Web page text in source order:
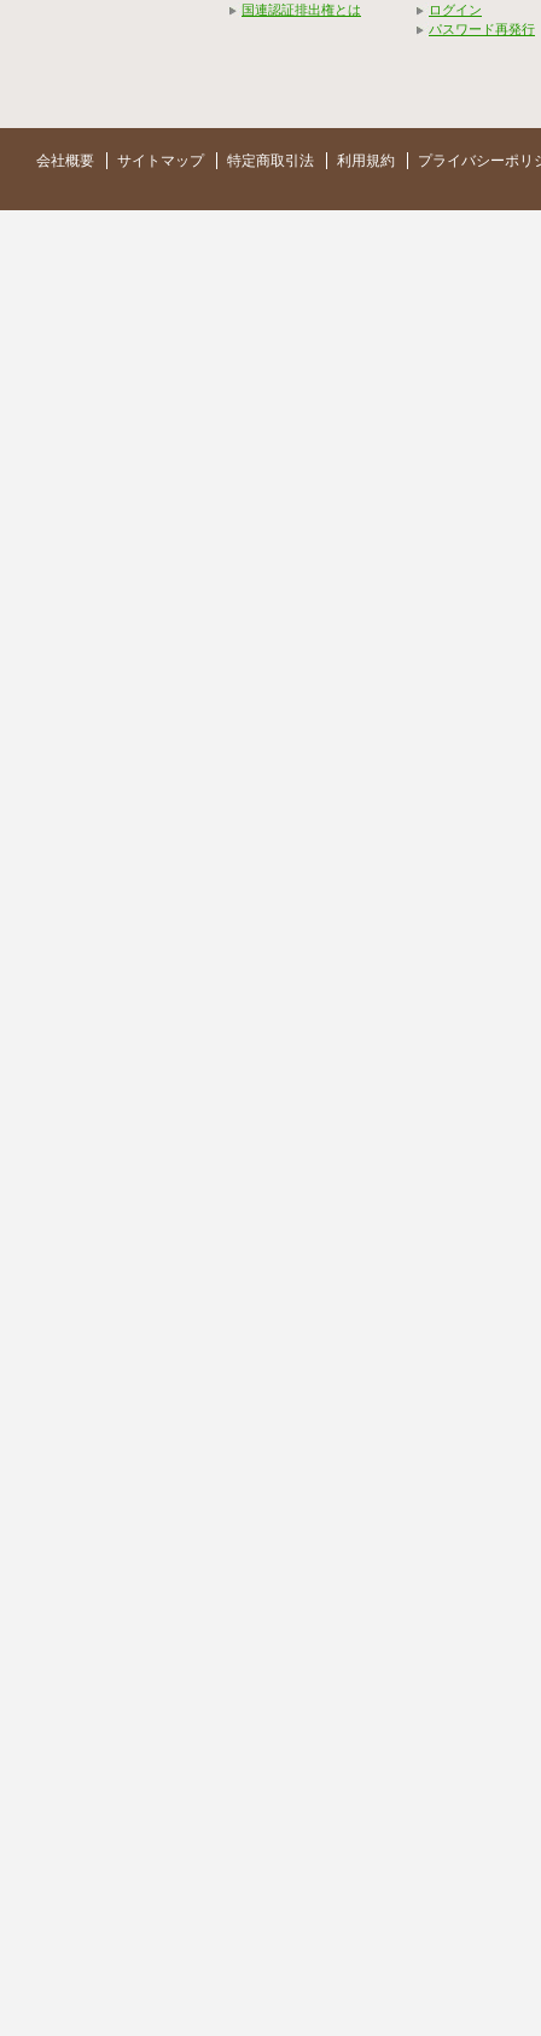
国連認証排出権とは
ログイン
パスワード再発行
会社概要 サイトマップ 特定商取引法 利用規約 プライバシーポリ